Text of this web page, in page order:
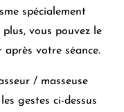
spécialement
vous pouvez le
votre séance.
/ masseuse
gestes ci-dessus